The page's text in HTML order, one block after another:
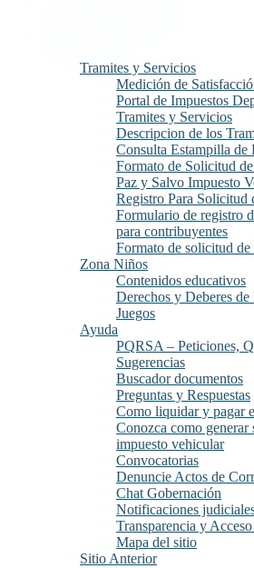
Tramites y Servicios
Medición de
Portal de Impuestos
Tramites y Servicios
Descripcion de los
Consulta Estampilla de
Formato de Solicitud
Paz y Salvo Impuesto
Registro Para Solicitud
Formulario de registro
para contribuyentes
Formato de solicitud
Zona Niños
Contenidos educativos
Derechos y Deberes
Juegos
Ayuda
PQRSA – Peticiones,
Sugerencias
Buscador documentos
Preguntas y Respuestas
Como liquidar y pagar
Conozca como generar
impuesto vehicular
Convocatorias
Denuncie Actos de
Chat Gobernación
Notificaciones
Transparencia y
Mapa del sitio
Sitio Anterior